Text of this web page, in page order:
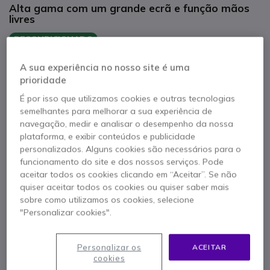
Alta gama com um grande ecrã e função mãos
livres
RECONDICIONADO
ORÇAMENTO EM 4 HORAS
11 produtosem stock Entrega:24/48 h
1 ano de garantia do fabricante
Características principais
A sua experiência no nosso site é uma
prioridade
É por isso que utilizamos cookies e outras tecnologias
semelhantes para melhorar a sua experiência de
navegação, medir e analisar o desempenho da nossa
plataforma, e exibir conteúdos e publicidade
personalizados. Alguns cookies são necessários para o
funcionamento do site e dos nossos serviços. Pode
aceitar todos os cookies clicando em “Aceitar”. Se não
quiser aceitar todos os cookies ou quiser saber mais
sobre como utilizamos os cookies, selecione
"Personalizar cookies".
ACEITAR
Personalizar os
cookies